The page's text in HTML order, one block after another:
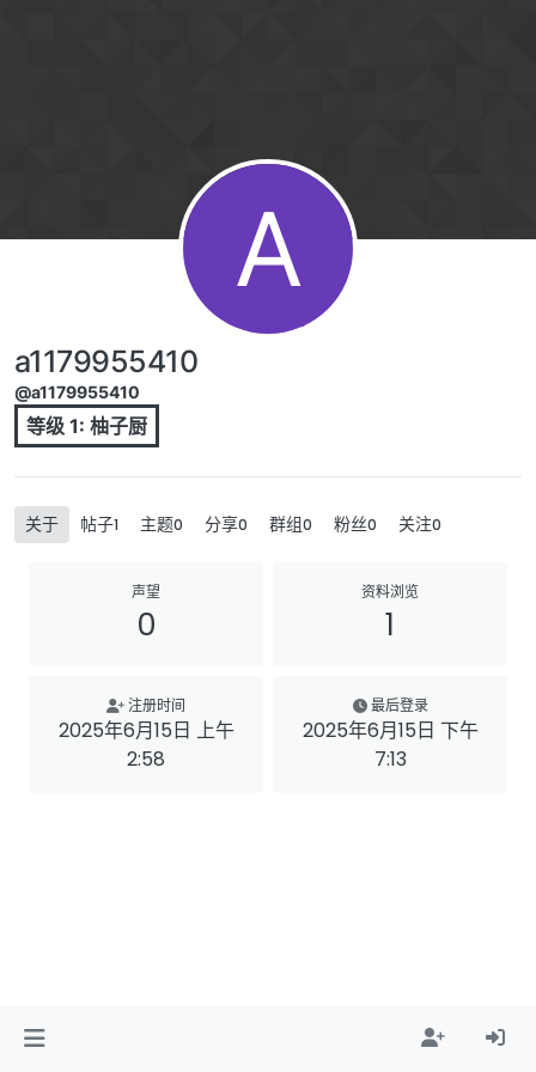
A
a1179955410
@a1179955410
等级 1: 柚子厨
关于 帖子1 主题0 分享0 群组0 粉丝0 关注0
声望
0
资料浏览
1
注册时间
2025年6月15日 上午
2:58
最后登录
2025年6月15日 下午
7:13